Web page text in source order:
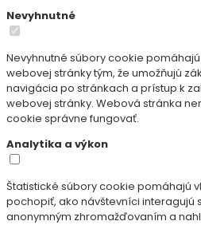
Nevyhnutné
Nevyhnutné súbory cookie
webovej stránky tým, že umožňujú
navigácia po stránkach a prístup k
webovej stránky. Webová stránka
cookie správne fungovať.
Analytika a výkon
Štatistické súbory cookie pomáhajú
pochopiť, ako návštevníci interagujú
anonymným zhromažďovaním a